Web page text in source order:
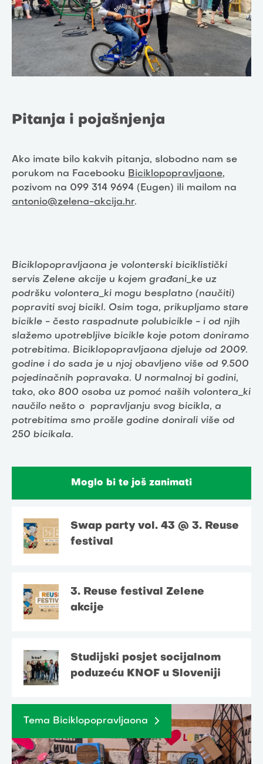
Pitanja i pojašnjenja
Ako imate bilo kakvih pitanja, slobodno nam se
porukom na Facebooku Biciklopopravljaone,
pozivom na 099 314 9694 (Eugen) ili mailom na
antonio@zelena-akcija.hr.
Biciklopopravljaona je volonterski biciklistički
servis Zelene akcije u kojem građani_ke uz
podršku volontera_ki mogu besplatno (naučiti)
popraviti svoj bicikl. Osim toga, prikupljamo stare
bicikle - često raspadnute polubicikle - i od njih
slažemo upotrebljive bicikle koje potom doniramo
potrebitima. Biciklopopravljaona djeluje od 2009.
godine i do sada je u njoj obavljeno više od 9.500
pojedinačnih popravaka. U normalnoj bi godini,
tako, oko 800 osoba uz pomoć naših volontera_ki
naučilo nešto o popravljanju svog bicikla, a
potrebitima smo prošle godine donirali više od
250 bicikala.
Moglo bi te još zanimati
Swap party vol. 43 @ 3. Reuse
festival
3. Reuse festival Zelene
akcije
Studijski posjet socijalnom
poduzeću KNOF u Sloveniji
Tema Biciklopopravljaona